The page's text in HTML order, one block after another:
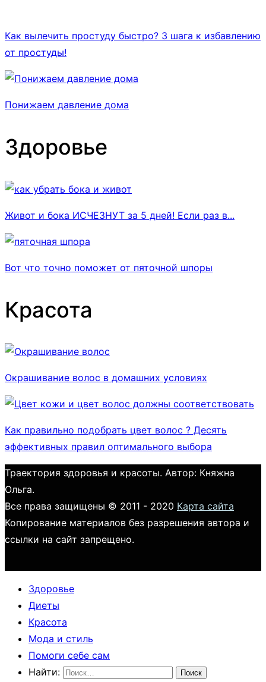
Как вылечить простуду быстро? 3 шага к избавлению
от простуды!
Понижаем давление дома
Здоровье
Живот и бока ИСЧЕЗНУТ за 5 дней! Если раз в...
Вот что точно поможет от пяточной шпоры
Красота
Окрашивание волос в домашних условиях
Как правильно подобрать цвет волос ? Десять
эффективных правил оптимального выбора
Траектория здоровья и красоты. Автор: Княжна
Ольга.
Все права защищены © 2011 - 2020 Карта сайта
Копирование материалов без разрешения автора и
ссылки на сайт запрещено.
Здоровье
Диеты
Красота
Мода и стиль
Помоги себе сам
Найти: